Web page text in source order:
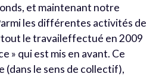
et maintenant notre
les différentes activités de
le travaileffectué en 2009
» qui est mis en avant. Ce
(dans le sens de collectif),